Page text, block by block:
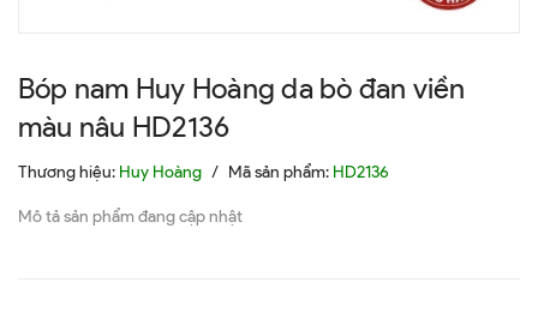
Bóp nam Huy Hoàng da bò đan viền
màu nâu HD2136
Thương hiệu: Huy Hoàng / Mã sản phẩm: HD2136
Mô tả sản phẩm đang cập nhật